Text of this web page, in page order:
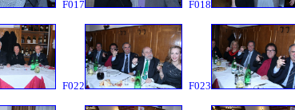
F017 F018
F022 F023